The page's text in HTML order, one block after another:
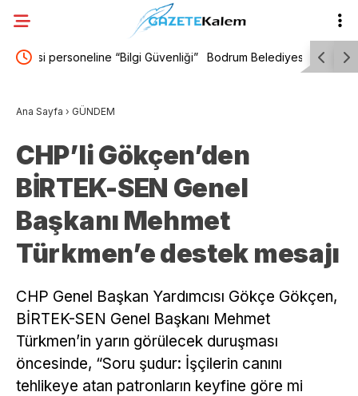
Bodrum Belediyesi Gençlik ve Tarım Kampı’nın 3. ASAT
Ana Sayfa › GÜNDEM
CHP’li Gökçen’den
BİRTEK-SEN Genel
Başkanı Mehmet
Türkmen’e destek mesajı
CHP Genel Başkan Yardımcısı Gökçe Gökçen,
BİRTEK-SEN Genel Başkanı Mehmet
Türkmen’in yarın görülecek duruşması
öncesinde, “Soru şudur: İşçilerin canını
tehlikeye atan patronların keyfine göre mi